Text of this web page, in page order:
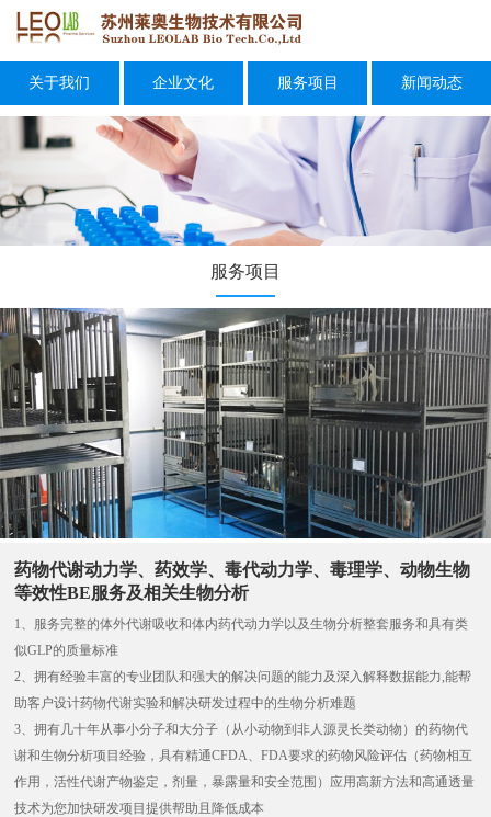
关于我们 企业文化 服务项目 新闻动态
服务项目
药物代谢动力学、药效学、毒代动力学、毒理学、动物生物
等效性BE服务及相关生物分析
1、服务完整的体外代谢吸收和体内药代动力学以及生物分析整套服务和具有类
似GLP的质量标准
2、拥有经验丰富的专业团队和强大的解决问题的能力及深入解释数据能力,能帮
助客户设计药物代谢实验和解决研发过程中的生物分析难题
3、拥有几十年从事小分子和大分子（从小动物到非人源灵长类动物）的药物代
谢和生物分析项目经验，具有精通CFDA、FDA要求的药物风险评估（药物相互
作用，活性代谢产物鉴定，剂量，暴露量和安全范围）应用高新方法和高通透量
技术为您加快研发项目提供帮助且降低成本